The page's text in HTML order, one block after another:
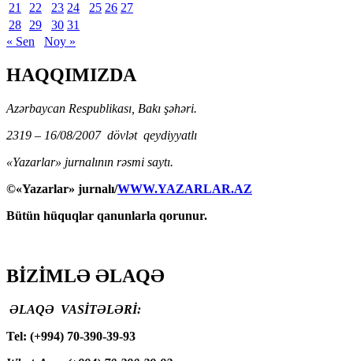
21
22 23 24 25 26 27
28
29 30 31
« Sen
Noy »
HAQQIMIZDA
Azərbaycan Respublikası, Bakı şəhəri.
2319 – 16/08/2007 dövlət qeydiyyatlı
«Yazarlar» jurnalının rəsmi saytı.
©«Yazarlar» jurnalı/WWW.YAZARLAR.AZ
Bütün hüquqlar qanunlarla qorunur.
BİZİMLƏ ƏLAQƏ
ƏLAQƏ VASİTƏLƏRİ:
Tel: (+994) 70-390-39-93